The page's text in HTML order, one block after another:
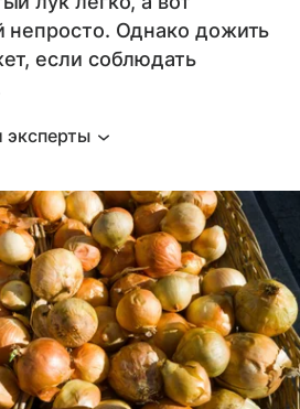
непросто. Однако дожить
если соблюдать
эксперты